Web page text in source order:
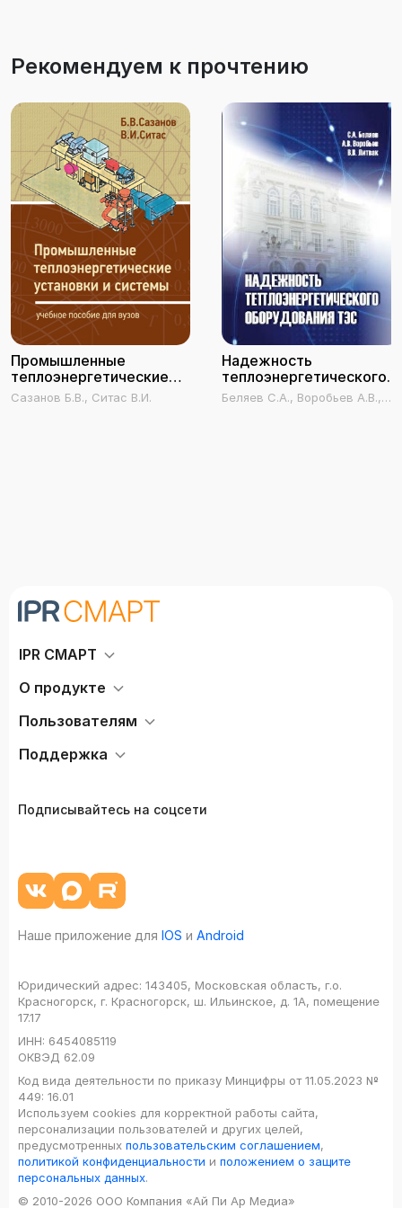
Рекомендуем к прочтению
Промышленные
теплоэнергетические
установки и системы
Сазанов Б.В., Ситас В.И.
Надежность
теплоэнергетического
оборудования ТЭС
Беляев С.А., Воробьев А.В.,
IPR СМАРТ
О продукте
Пользователям
Поддержка
Подписывайтесь на соцсети
Наше приложение для IOS и Android
Юридический адрес: 143405, Московская область, г.о.
Красногорск, г. Красногорск, ш. Ильинское, д. 1А, помещение
17.17
ИНН: 6454085119
ОКВЭД 62.09
Код вида деятельности по приказу Минцифры от 11.05.2023 №
449: 16.01
Используем cookies для корректной работы сайта,
персонализации пользователей и других целей,
предусмотренных пользовательским соглашением,
политикой конфиденциальности и положением о защите
персональных данных.
© 2010-2026 ООО Компания «Ай Пи Ар Медиа»